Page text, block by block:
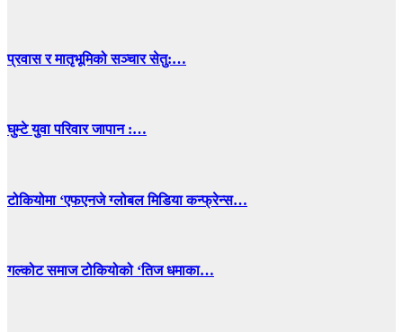
प्रवास र मातृभूमिको सञ्चार सेतु:…
घुम्टे युवा परिवार जापान :…
टोकियोमा ‘एफएनजे ग्लोबल मिडिया कन्फ्रेन्स…
गल्कोट समाज टोकियोको ‘तिज धमाका…